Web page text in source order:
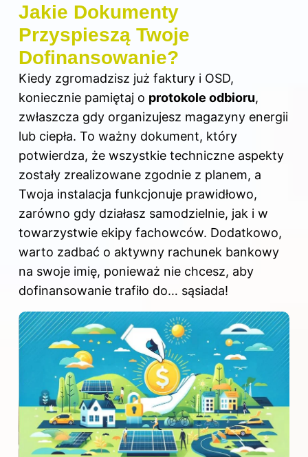
Jakie Dokumenty
Przyspieszą Twoje
Dofinansowanie?
Kiedy zgromadzisz już faktury i OSD,
koniecznie pamiętaj o protokole odbioru,
zwłaszcza gdy organizujesz magazyny energii
lub ciepła. To ważny dokument, który
potwierdza, że wszystkie techniczne aspekty
zostały zrealizowane zgodnie z planem, a
Twoja instalacja funkcjonuje prawidłowo,
zarówno gdy działasz samodzielnie, jak i w
towarzystwie ekipy fachowców. Dodatkowo,
warto zadbać o aktywny rachunek bankowy
na swoje imię, ponieważ nie chcesz, aby
dofinansowanie trafiło do… sąsiada!